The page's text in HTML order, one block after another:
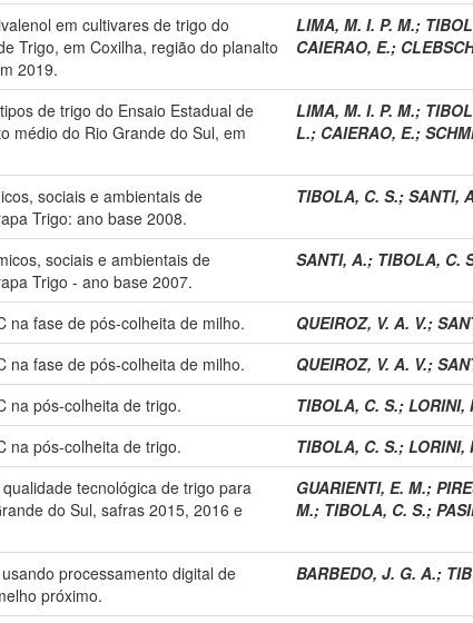
em cultivares de trigo do
Trigo, em Coxilha, região do planalto
2019.
LIMA, M. I. P. M.;
CAIERAO, E.;
de trigo do Ensaio Estadual de
médio do Rio Grande do Sul, em
LIMA, M. I. P. M.;
L.; CAIERAO, E.;
sociais e ambientais de
Trigo: ano base 2008.
TIBOLA, C. S.; SANTI,
sociais e ambientais de
Trigo - ano base 2007.
SANTI, A.; TIBOLA, C.
na fase de pós-colheita de milho. QUEIROZ, V. A. V.;
na fase de pós-colheita de milho. QUEIROZ, V. A. V.;
na pós-colheita de trigo. TIBOLA, C. S.; LORINI,
na pós-colheita de trigo. TIBOLA, C. S.; LORINI,
tecnológica de trigo para
do Sul, safras 2015, 2016 e
GUARIENTI, E. M.;
M.; TIBOLA, C. S.;
processamento digital de
próximo.
BARBEDO, J. G. A.;